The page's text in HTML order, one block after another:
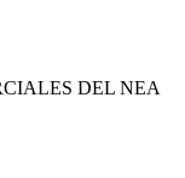
DEL NEA